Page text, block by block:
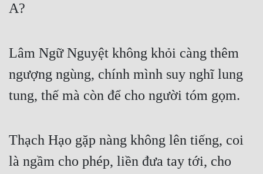
A?
Lâm Ngữ Nguyệt không khỏi càng thêm
ngượng ngùng, chính mình suy nghĩ lung
tung, thế mà còn để cho người tóm gọm.
Thạch Hạo gặp nàng không lên tiếng, coi
là ngầm cho phép, liền đưa tay tới, cho